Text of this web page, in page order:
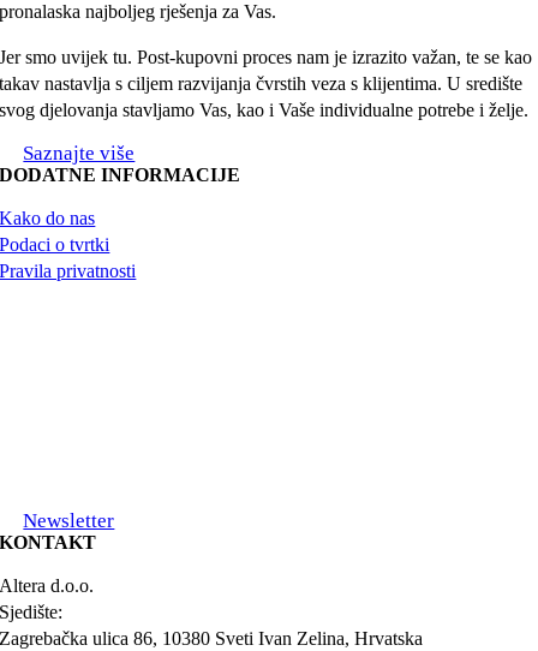
pronalaska najboljeg rješenja za Vas.
Jer smo uvijek tu. Post-kupovni proces nam je izrazito važan, te se kao
takav nastavlja s ciljem razvijanja čvrstih veza s klijentima. U središte
svog djelovanja stavljamo Vas, kao i Vaše individualne potrebe i želje.
Saznajte više
DODATNE INFORMACIJE
Kako do nas
Podaci o tvrtki
Pravila privatnosti
Newsletter
KONTAKT
Altera d.o.o.
Sjedište:
Zagrebačka ulica 86, 10380 Sveti Ivan Zelina, Hrvatska